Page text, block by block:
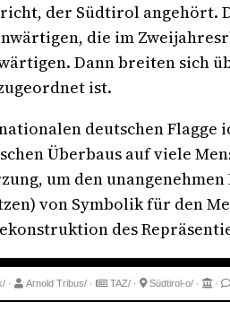
der Südtirol angehört.
die im
Dann breiten sich
ist.
deutschen Flagge
Überbaus auf viele
um den
von Symbolik für den
des
· Arnold Tribus/ · TAZ/ · Südtirol-o/ · ·